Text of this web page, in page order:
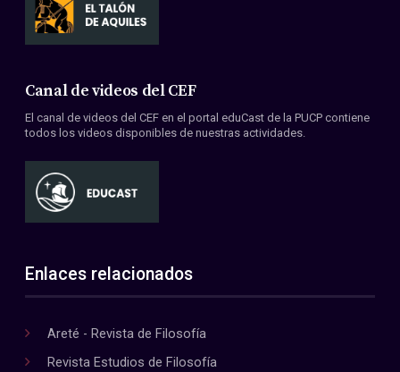
Canal de videos del CEF
El canal de videos del CEF en el portal eduCast de la PUCP contiene
todos los videos disponibles de nuestras actividades.
Enlaces relacionados
Areté - Revista de Filosofía
Revista Estudios de Filosofía